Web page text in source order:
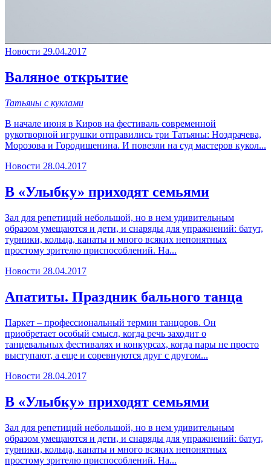
Новости 29.04.2017
Валяное открытие
Татьяны с куклами
В начале июня в Киров на фестиваль современной
рукотворной игрушки отправились три Татьяны: Ноздрачева,
Морозова и Городишенина. И повезли на суд мастеров кукол...
Новости 28.04.2017
В «Улыбку» приходят семьями
Зал для репетиций небольшой, но в нем удивительным
образом умещаются и дети, и снаряды для упражнений: батут,
турники, кольца, канаты и много всяких непонятных
простому зрителю приспособлений. На...
Новости 28.04.2017
Апатиты. Праздник бального танца
Паркет – профессиональный термин танцоров. Он
приобретает особый смысл, когда речь заходит о
танцевальных фестивалях и конкурсах, когда пары не просто
выступают, а еще и соревнуются друг с другом...
Новости 28.04.2017
В «Улыбку» приходят семьями
Зал для репетиций небольшой, но в нем удивительным
образом умещаются и дети, и снаряды для упражнений: батут,
турники, кольца, канаты и много всяких непонятных
простому зрителю приспособлений. На...